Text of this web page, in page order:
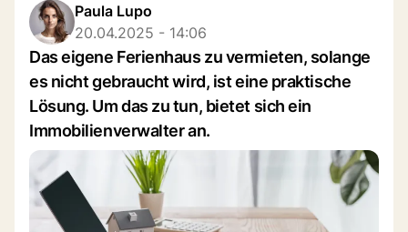
Paula Lupo
20.04.2025 - 14:06
Das eigene Ferienhaus zu vermieten, solange
es nicht gebraucht wird, ist eine praktische
Lösung. Um das zu tun, bietet sich ein
Immobilienverwalter an.